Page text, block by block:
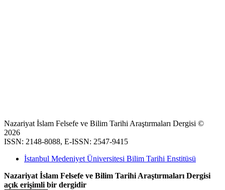
Nazariyat İslam Felsefe ve Bilim Tarihi Araştırmaları Dergisi ©
2026
ISSN: 2148-8088, E-ISSN: 2547-9415
İstanbul Medeniyet Üniversitesi Bilim Tarihi Enstitüsü
Nazariyat İslam Felsefe ve Bilim Tarihi Araştırmaları Dergisi
açık erişimli bir dergidir